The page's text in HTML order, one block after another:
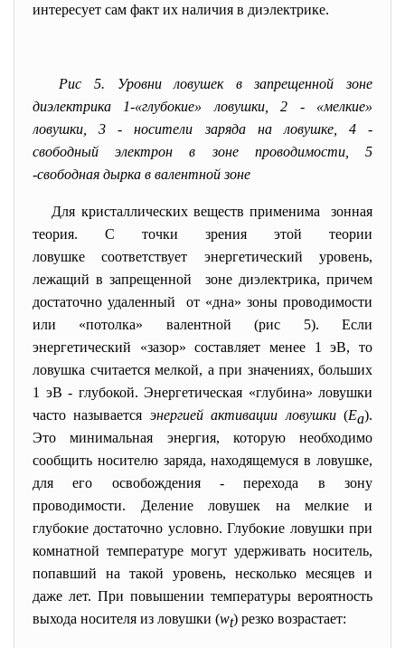
интересует сам факт их наличия в диэлектрике.
Рис 5. Уровни ловушек в запрещенной зоне
диэлектрика 1-«глубокие» ловушки, 2 - «мелкие»
ловушки, 3 - носители заряда на ловушке, 4 -
свободный электрон в зоне проводимости, 5
-свободная дырка в валентной зоне
Для кристаллических веществ применима зонная
теория. С точки зрения этой теории
ловушке соответствует энергетический уровень,
лежащий в запрещенной зоне диэлектрика, причем
достаточно удаленный от «дна» зоны проводимости
или «потолка» валентной (рис 5). Если
энергетический «зазор» составляет менее 1 эВ, то
ловушка считается мелкой, а при значениях, больших
1 эВ - глубокой. Энергетическая «глубина» ловушки
часто называется энергией активации ловушки(Еa).
Это минимальная энергия, которую необходимо
сообщить носителю заряда, находящемуся в ловушке,
для его освобождения - перехода в зону
проводимости. Деление ловушек на мелкие и
глубокие достаточно условно. Глубокие ловушки при
комнатной температуре могут удерживать носитель,
попавший на такой уровень, несколько месяцев и
даже лет. При повышении температуры вероятность
выхода носителя из ловушки (wt) резко возрастает: